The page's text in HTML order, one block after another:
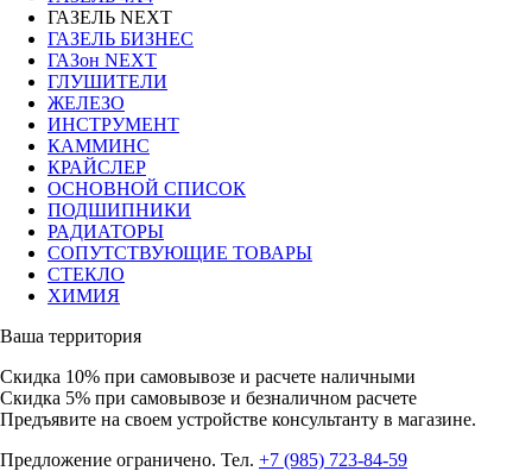
ГАЗЕЛЬ NEXT
ГАЗЕЛЬ БИЗНЕС
ГАЗон NEXT
ГЛУШИТЕЛИ
ЖЕЛЕЗО
ИНСТРУМЕНТ
КАММИНС
КРАЙСЛЕР
ОСНОВНОЙ СПИСОК
ПОДШИПНИКИ
РАДИАТОРЫ
СОПУТСТВУЮЩИЕ ТОВАРЫ
СТЕКЛО
ХИМИЯ
Ваша территория
Скидка 10% при самовывозе и расчете наличными
Скидка 5% при самовывозе и безналичном расчете
Предъявите на своем устройстве консультанту в магазине.
Предложение ограничено. Тел. +7 (985) 723-84-59